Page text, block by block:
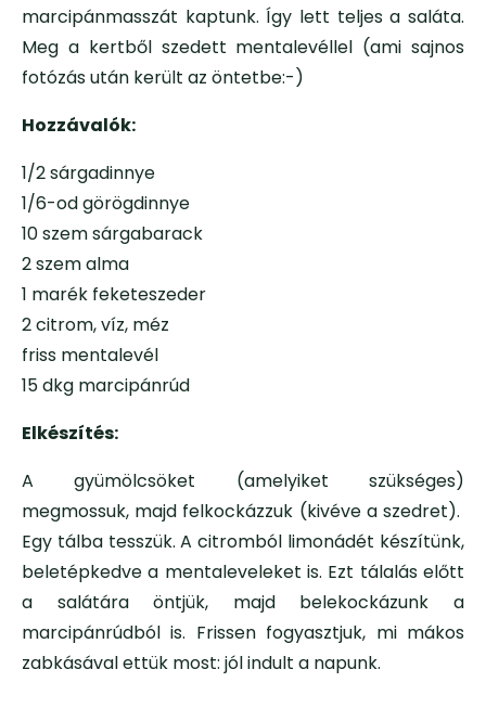
marcipánmasszát kaptunk. Így lett teljes a saláta.
Meg a kertből szedett mentalevéllel (ami sajnos
fotózás után került az öntetbe:-)
Hozzávalók:
1/2 sárgadinnye
1/6-od görögdinnye
10 szem sárgabarack
2 szem alma
1 marék feketeszeder
2 citrom, víz, méz
friss mentalevél
15 dkg marcipánrúd
Elkészítés:
A gyümölcsöket (amelyiket szükséges)
megmossuk, majd felkockázzuk (kivéve a szedret).
Egy tálba tesszük. A citromból limonádét készítünk,
beletépkedve a mentaleveleket is. Ezt tálalás előtt
a salátára öntjük, majd belekockázunk a
marcipánrúdból is. Frissen fogyasztjuk, mi mákos
zabkásával ettük most: jól indult a napunk.